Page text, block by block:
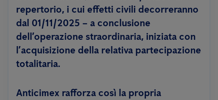
repertorio, i cui effetti civili decorreranno
dal 01/11/2025 – a conclusione
dell’operazione straordinaria, iniziata con
l’acquisizione della relativa partecipazione
totalitaria.
Anticimex rafforza così la propria